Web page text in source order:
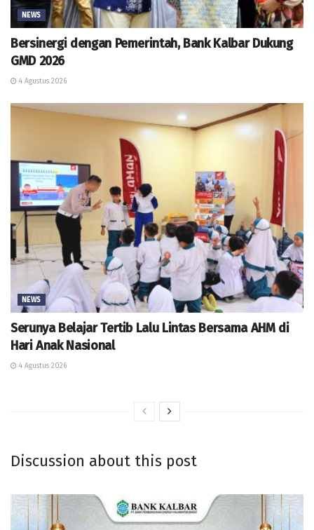
NEWS
Bersinergi dengan Pemerintah, Bank Kalbar Dukung
GMD 2026
4 Agustus 2026
NEWS
Serunya Belajar Tertib Lalu Lintas Bersama AHM di
Hari Anak Nasional
4 Agustus 2026
Discussion about this post